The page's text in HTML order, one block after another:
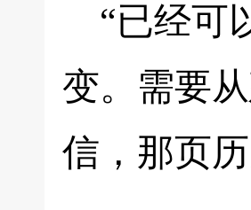
“已经可
变。需要
信，那页